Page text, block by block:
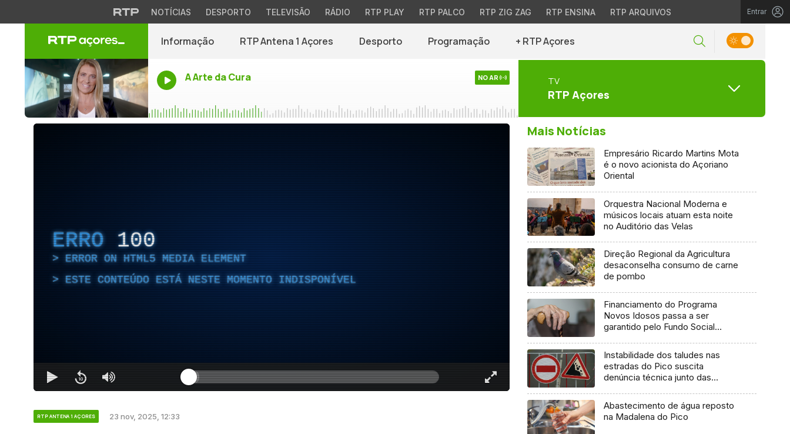
NOTÍCIAS DESPORTO TELEVISÃO RÁDIO RTP PLAY RTP PALCO RTP ZIG ZAG RTP ENSINA RTP ARQUIVOS Entrar
Informação RTP Antena 1 Açores Desporto Programação + RTP Açores
A Arte da Cura NO AR TV
RTP Açores
ERRO 100
ERROR ON HTML5 MEDIA ELEMENT
ESTE CONTEÚDO ESTÁ NESTE MOMENTO INDISPONÍVEL
RTP ANTENA 1 AÇORES 23 nov, 2025, 12:33
Mais Notícias
Empresário Ricardo Martins Mota
é o novo acionista do Açoriano
Oriental
Orquestra Nacional Moderna e
músicos locais atuam esta noite
no Auditório das Velas
Direção Regional da Agricultura
desaconselha consumo de carne
de pombo
Financiamento do Programa
Novos Idosos passa a ser
garantido pelo Fundo Social
Instabilidade dos taludes nas
estradas do Pico suscita
denúncia técnica junto das
Abastecimento de água reposto
na Madalena do Pico